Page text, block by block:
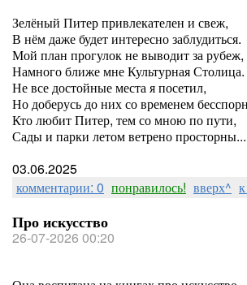
Зелёный Питер привлекателен и свеж,
В нём даже будет интересно заблудиться.
Мой план прогулок не выводит за рубеж,
Намного ближе мне Культурная Столица.
Не все достойные места я посетил,
Но доберусь до них со временем
Кто любит Питер, тем со мною по пути,
Сады и парки летом ветрено просторны...
03.06.2025
комментарии: 0 понравилось! вверх^
Про искусство
26-07-2026 00:20